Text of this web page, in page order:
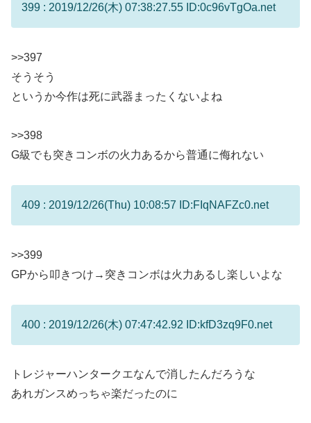
399 : 2019/12/26(木) 07:38:27.55 ID:0c96vTgOa.net
>>397
そうそう
というか今作は死に武器まったくないよね
>>398
G級でも突きコンボの火力あるから普通に侮れない
409 : 2019/12/26(Thu) 10:08:57 ID:FIqNAFZc0.net
>>399
GPから叩きつけ→突きコンボは火力あるし楽しいよな
400 : 2019/12/26(木) 07:47:42.92 ID:kfD3zq9F0.net
トレジャーハンタークエなんで消したんだろうな
あれガンスめっちゃ楽だったのに